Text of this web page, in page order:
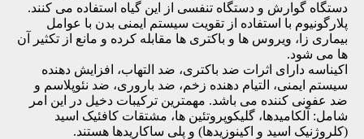
دستگاه گوارش و دستگاه تنفسی از این گیاه استفاده می کنند.
پلارگونیوم با استفاده از تقویت سیستم ایمنی بدن با عوامل
بیماری زا، ویروس ها و باکتری ها مقابله کرده و مانع از تکثیر آن
ها می شود.
اکیناسه دارای اثرات ضد باکتری، ضد التهاب، افزایش دهنده
سیستم ایمنی، التیام دهنده زخم، ضد باروری، ضد نئوپلاسم و
ضد عفونی کننده می باشد. مهمترین ترکیبات دخیل در این امر
شامل: آلکامیدها، گلیکوپروتئین ها، مشتقات کافئیک اسید
(کلروژنیک اسید و اکینوزیدها) و پلی ساکاریدها هستند.